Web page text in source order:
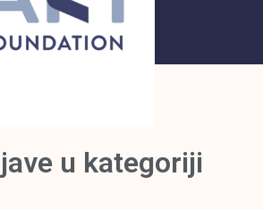
u kategoriji